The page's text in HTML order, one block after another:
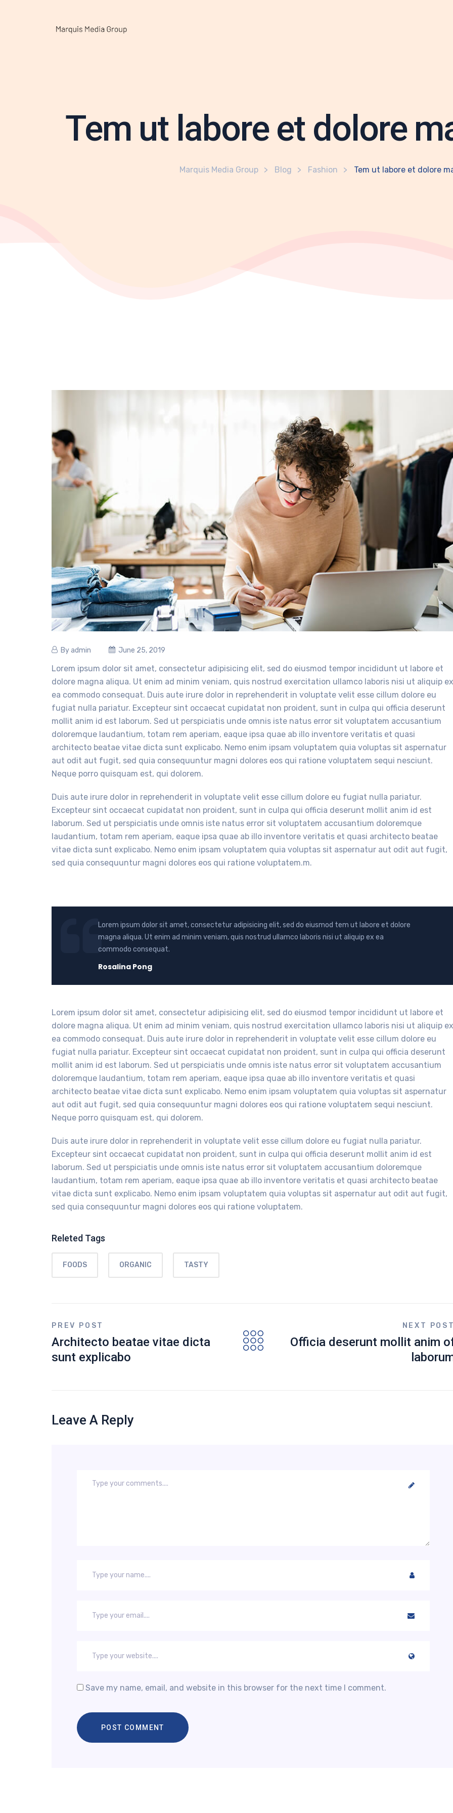
Tem ut labore et dolore
Marquis Media Group Blog Fashion Tem ut labore et dolore
Byadmin June 25, 2019
Lorem ipsum dolor sit amet, consectetur adipisicing elit, sed do eiusmod tempor incididunt ut labore et
dolore magna aliqua. Ut enim ad minim veniam, quis nostrud exercitation ullamco laboris nisi ut aliquip ex
ea commodo consequat. Duis aute irure dolor in reprehenderit in voluptate velit esse cillum dolore eu
fugiat nulla pariatur. Excepteur sint occaecat cupidatat non proident, sunt in culpa qui officia deserunt
mollit anim id est laborum. Sed ut perspiciatis unde omnis iste natus error sit voluptatem accusantium
doloremque laudantium, totam rem aperiam, eaque ipsa quae ab illo inventore veritatis et quasi
architecto beatae vitae dicta sunt explicabo. Nemo enim ipsam voluptatem quia voluptas sit aspernatur
aut odit aut fugit, sed quia consequuntur magni dolores eos qui ratione voluptatem sequi nesciunt.
Neque porro quisquam est, qui dolorem.
Duis aute irure dolor in reprehenderit in voluptate velit esse cillum dolore eu fugiat nulla pariatur.
Excepteur sint occaecat cupidatat non proident, sunt in culpa qui officia deserunt mollit anim id est
laborum. Sed ut perspiciatis unde omnis iste natus error sit voluptatem accusantium doloremque
laudantium, totam rem aperiam, eaque ipsa quae ab illo inventore veritatis et quasi architecto beatae
vitae dicta sunt explicabo. Nemo enim ipsam voluptatem quia voluptas sit aspernatur aut odit aut fugit,
sed quia consequuntur magni dolores eos qui ratione voluptatem.m.
Lorem ipsum dolor sit amet, consectetur adipisicing elit, sed do eiusmod tem ut labore et dolore
magna aliqua. Ut enim ad minim veniam, quis nostrud ullamco laboris nisi ut aliquip ex ea
commodo consequat.
Rosalina Pong
Lorem ipsum dolor sit amet, consectetur adipisicing elit, sed do eiusmod tempor incididunt ut labore et
dolore magna aliqua. Ut enim ad minim veniam, quis nostrud exercitation ullamco laboris nisi ut aliquip ex
ea commodo consequat. Duis aute irure dolor in reprehenderit in voluptate velit esse cillum dolore eu
fugiat nulla pariatur. Excepteur sint occaecat cupidatat non proident, sunt in culpa qui officia deserunt
mollit anim id est laborum. Sed ut perspiciatis unde omnis iste natus error sit voluptatem accusantium
doloremque laudantium, totam rem aperiam, eaque ipsa quae ab illo inventore veritatis et quasi
architecto beatae vitae dicta sunt explicabo. Nemo enim ipsam voluptatem quia voluptas sit aspernatur
aut odit aut fugit, sed quia consequuntur magni dolores eos qui ratione voluptatem sequi nesciunt.
Neque porro quisquam est, qui dolorem.
Duis aute irure dolor in reprehenderit in voluptate velit esse cillum dolore eu fugiat nulla pariatur.
Excepteur sint occaecat cupidatat non proident, sunt in culpa qui officia deserunt mollit anim id est
laborum. Sed ut perspiciatis unde omnis iste natus error sit voluptatem accusantium doloremque
laudantium, totam rem aperiam, eaque ipsa quae ab illo inventore veritatis et quasi architecto beatae
vitae dicta sunt explicabo. Nemo enim ipsam voluptatem quia voluptas sit aspernatur aut odit aut fugit,
sed quia consequuntur magni dolores eos qui ratione voluptatem.
Releted Tags
FOODS ORGANIC TASTY
PREV POST
Architecto beatae vitae dicta
sunt explicabo
NEXT POST
Officia deserunt mollit anim
Leave A Reply
Save my name, email, and website in this browser for the next time I comment.